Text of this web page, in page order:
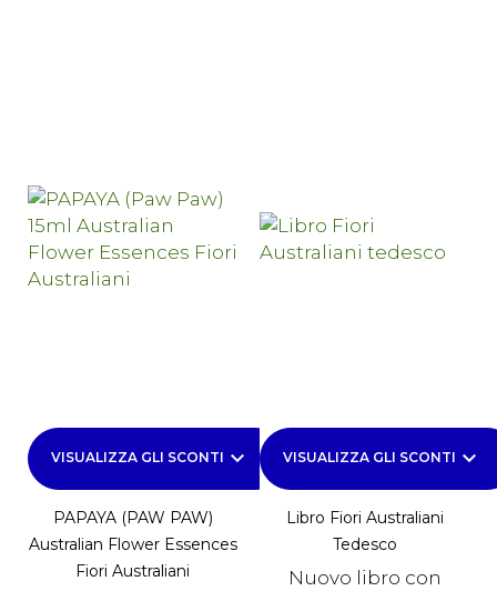
VISUALIZZA GLI SCONTI keyboard_arrow_down
PAPAYA (PAW PAW)
Australian Flower Essences
Fiori Australiani
VISUALIZZA GLI SCONTI keyboard_arrow_down
Libro Fiori Australiani
Tedesco
Nuovo libro con